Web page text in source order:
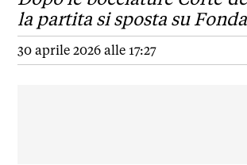
la partita si sposta su
30 aprile 2026 alle 17:27